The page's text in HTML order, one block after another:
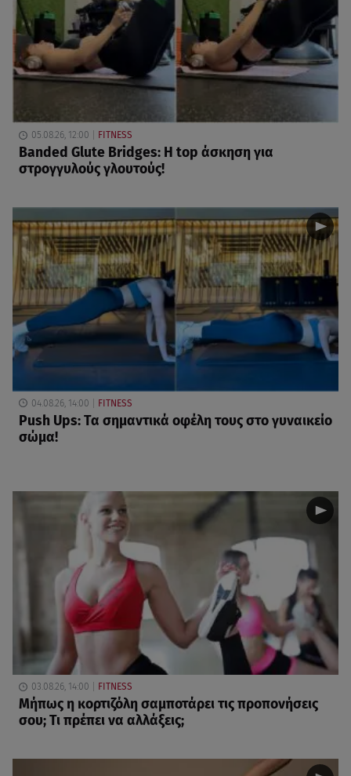
05.08.26, 12:00 FITNESS
Banded Glute Bridges: Η top άσκηση για
στρογγυλούς γλουτούς!
04.08.26, 14:00 FITNESS
Push Ups: Τα σημαντικά οφέλη τους στο γυναικείο
σώμα!
03.08.26, 14:00 FITNESS
Μήπως η κορτιζόλη σαμποτάρει τις προπονήσεις
σου; Τι πρέπει να αλλάξεις;